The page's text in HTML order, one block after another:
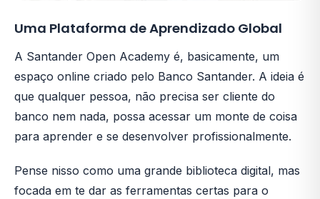
Uma Plataforma de Aprendizado Global
A Santander Open Academy é, basicamente, um
espaço online criado pelo Banco Santander. A ideia é
que qualquer pessoa, não precisa ser cliente do
banco nem nada, possa acessar um monte de coisa
para aprender e se desenvolver profissionalmente.
Pense nisso como uma grande biblioteca digital, mas
focada em te dar as ferramentas certas para o